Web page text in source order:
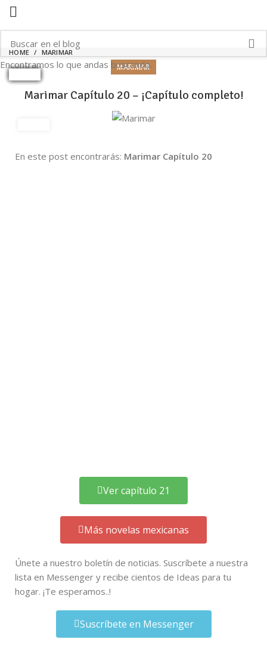
HOME MARIMAR
MARIMAR
Marimar Capítulo 20 – ¡Capítulo completo!
En este post encontrarás: Marimar Capítulo 20
Ver capítulo 21
Más novelas mexicanas
Únete a nuestro boletín de noticias. Suscríbete a nuestra
lista en Messenger y recibe cientos de Ideas para tu
hogar. ¡Te esperamos..!
Suscríbete en Messenger
Encontramos lo que andas buscando.